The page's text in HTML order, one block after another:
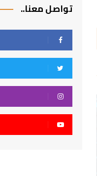
تواصل معنا..